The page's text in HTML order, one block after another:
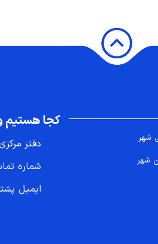
شهر
شهر
کجا هستیم
دفتر
شماره
ایمیل